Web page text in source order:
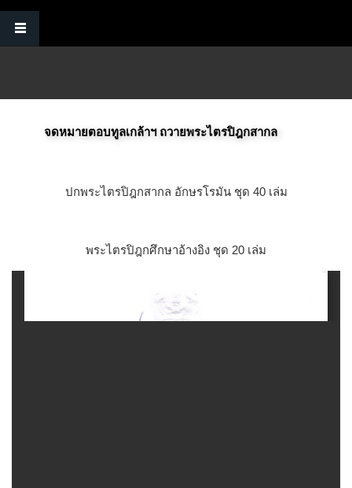
Skip to main content
จดหมายตอบทูลเกล้าฯ ถวายพระไตรปิฎกสากล
ปกพระไตรปิฎกสากล อักษรโรมัน ชุด 40 เล่ม
พระไตรปิฎกศึกษาอ้างอิง ชุด 20 เล่ม